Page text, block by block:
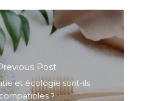
Post
et écologie sont-ils
compatibles ?